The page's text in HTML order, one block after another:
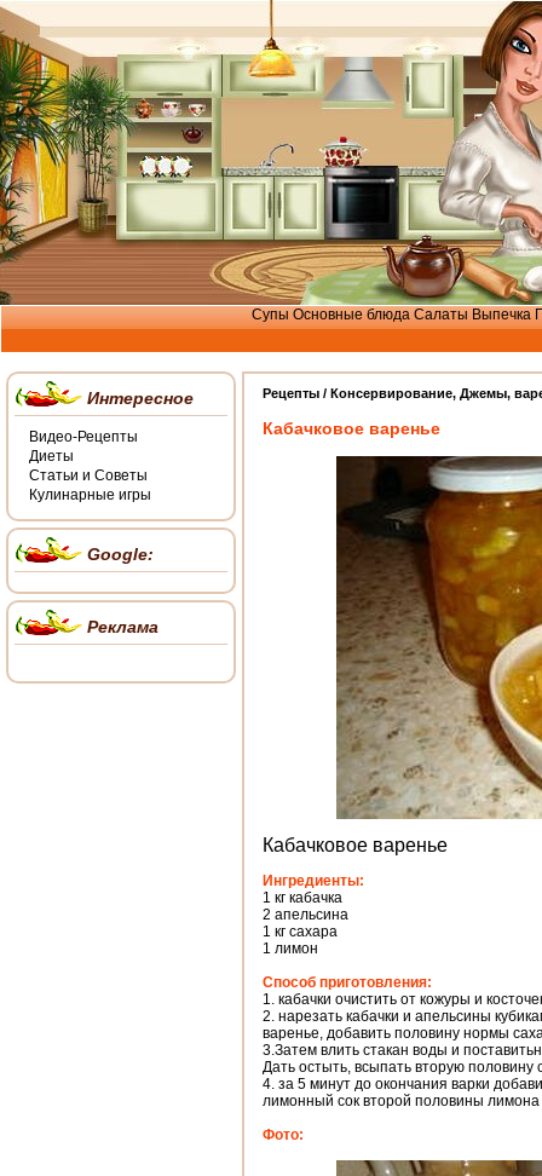
Супы Основные блюда Салаты Выпечка
Рецепты / Консервирование, Джемы,
Кабачковое варенье
Кабачковое варенье
Ингредиенты:
1 кг кабачка
2 апельсина
1 кг сахара
1 лимон
Способ приготовления:
1. кабачки очистить от кожуры и
2. нарезать кабачки и апельсины
варенье, добавить половину нормы
3.Затем влить стакан воды и
Дать остыть, всыпать вторую половину
4. за 5 минут до окончания варки
лимонный сок второй половины лимона
Фото:
Интересное
Видео-Рецепты
Диеты
Статьи и Советы
Кулинарные игры
Google:
Реклама